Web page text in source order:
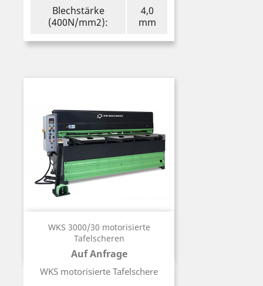
Blechstärke
(400N/mm2):
4,0
mm
WKS 3000/30 motorisierte
Tafelscheren
Auf Anfrage
WKS motorisierte Tafelschere